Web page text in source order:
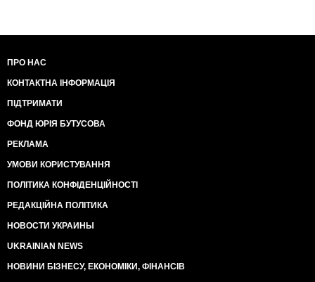
ПРО НАС
КОНТАКТНА ІНФОРМАЦІЯ
ПІДТРИМАТИ
ФОНД ЮРІЯ БУТУСОВА
РЕКЛАМА
УМОВИ КОРИСТУВАННЯ
ПОЛІТИКА КОНФІДЕНЦІЙНОСТІ
РЕДАКЦІЙНА ПОЛІТИКА
НОВОСТИ УКРАИНЫ
UKRAINIAN NEWS
НОВИНИ БІЗНЕСУ, ЕКОНОМІКИ, ФІНАНСІВ